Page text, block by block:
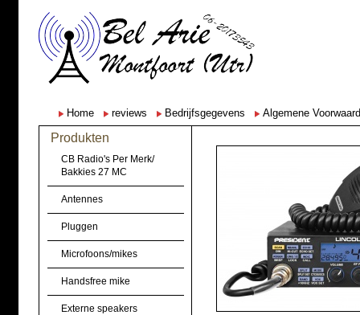
Home reviews Bedrijfsgegevens Algemene
Produkten
CB Radio's Per Merk/
Bakkies 27 MC
Antennes
Pluggen
Microfoons/mikes
Handsfree mike
Externe speakers